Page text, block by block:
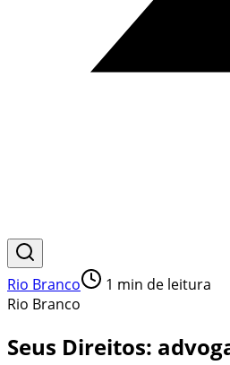
Rio Branco 1 min de leitura
Rio Branco
Seus Direitos: